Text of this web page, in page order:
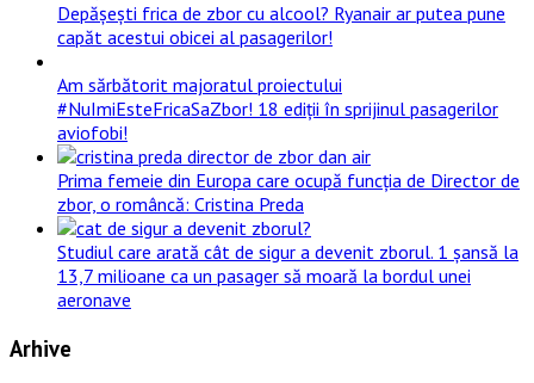
Depășești frica de zbor cu alcool? Ryanair ar putea pune
capăt acestui obicei al pasagerilor!
Am sărbătorit majoratul proiectului
#NuImiEsteFricaSaZbor! 18 ediții în sprijinul pasagerilor
aviofobi!
Prima femeie din Europa care ocupă funcția de Director de
zbor, o româncă: Cristina Preda
Studiul care arată cât de sigur a devenit zborul. 1 șansă la
13,7 milioane ca un pasager să moară la bordul unei
aeronave
Arhive